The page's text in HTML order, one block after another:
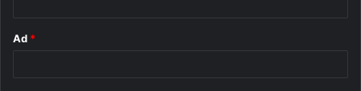
Ad *